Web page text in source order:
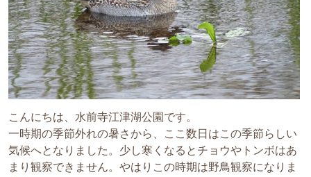
こんにちは、水前寺江津湖公園です。
一時期の季節外れの暑さから、ここ数日はこの季節らしい
気候へとなりました。少し寒くなるとチョウやトンボはあ
まり観察できません。やはりこの時期は野鳥観察になりま